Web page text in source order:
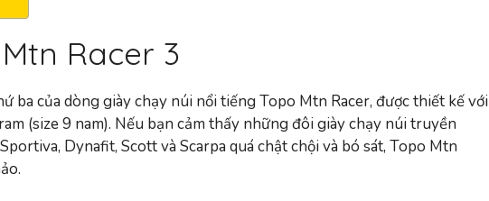
Racer 3
ba của dòng giày chạy núi nổi tiếng Topo Mtn Racer, được thiết kế với
(size 9 nam). Nếu bạn cảm thấy những đôi giày chạy núi truyền
Dynafit, Scott và Scarpa quá chật chội và bó sát, Topo Mtn